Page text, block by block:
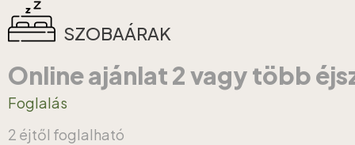
SZOBAÁRAK
Online ajánlat 2 vagy több
Foglalás
2 éjtől foglalható